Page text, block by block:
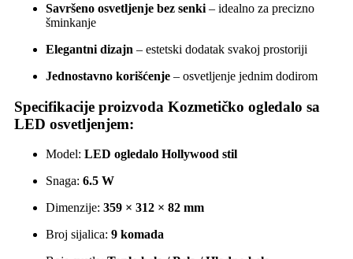
Savršeno osvetljenje bez senki – idealno za precizno
šminkanje
Elegantni dizajn – estetski dodatak svakoj prostoriji
Jednostavno korišćenje – osvetljenje jednim dodirom
Specifikacije proizvoda Kozmetičko ogledalo sa
LED osvetljenjem:
Model: LED ogledalo Hollywood stil
Snaga: 6.5 W
Dimenzije: 359 × 312 × 82 mm
Broj sijalica: 9 komada